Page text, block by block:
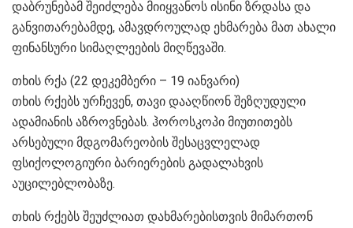
დაბრუნებამ შეიძლება მიიყვანოს ისინი ზრდასა და
განვითარებამდე, ამავდროულად ეხმარება მათ ახალი
ფინანსური სიმაღლეების მიღწევაში.
თხის რქა (22 დეკემბერი – 19 იანვარი)
თხის რქებს ურჩევენ, თავი დააღწიონ შეზღუდული
ადამიანის აზროვნებას. ჰოროსკოპი მიუთითებს
არსებული მდგომარეობის შესაცვლელად
ფსიქოლოგიური ბარიერების გადალახვის
აუცილებლობაზე.
თხის რქებს შეუძლიათ დახმარებისთვის მიმართონ